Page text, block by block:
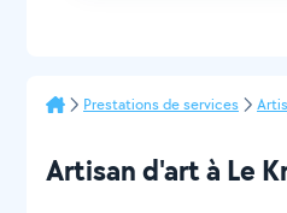
Prestations de services
Artisan d'art à Le